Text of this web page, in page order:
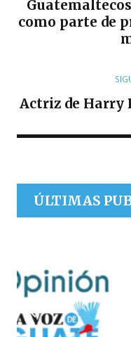
como parte de
Actriz de Harry
ÚLTIMAS